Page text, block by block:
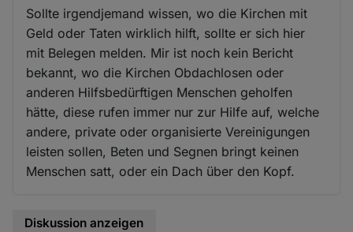
Sollte irgendjemand wissen, wo die Kirchen mit
Geld oder Taten wirklich hilft, sollte er sich hier
mit Belegen melden. Mir ist noch kein Bericht
bekannt, wo die Kirchen Obdachlosen oder
anderen Hilfsbedürftigen Menschen geholfen
hätte, diese rufen immer nur zur Hilfe auf, welche
andere, private oder organisierte Vereinigungen
leisten sollen, Beten und Segnen bringt keinen
Menschen satt, oder ein Dach über den Kopf.
Diskussion anzeigen
Cookies